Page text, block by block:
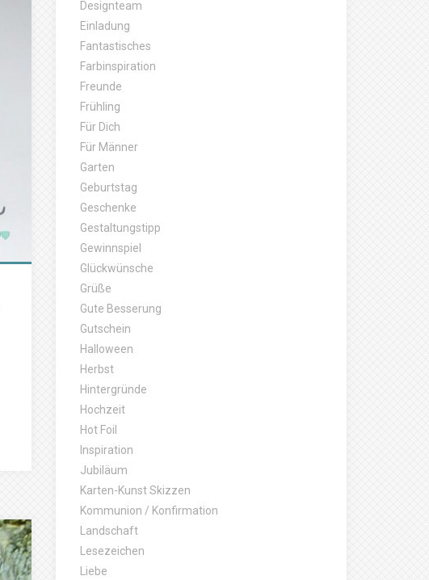
Designteam
Einladung
Fantastisches
Farbinspiration
Freunde
Frühling
Für Dich
Für Männer
Garten
Geburtstag
Geschenke
Gestaltungstipp
Gewinnspiel
Glückwünsche
Grüße
Gute Besserung
Gutschein
Halloween
Herbst
Hintergründe
Hochzeit
Hot Foil
Inspiration
Jubiläum
Karten-Kunst Skizzen
Kommunion / Konfirmation
Landschaft
Lesezeichen
Liebe